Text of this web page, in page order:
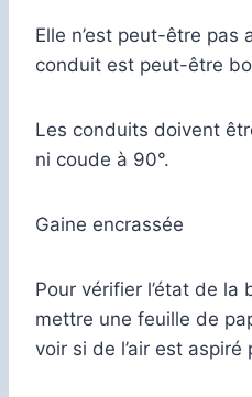
Elle n’est peut-être pas
conduit est peut-être
Les conduits doivent
ni coude à 90°.
Gaine encrassée
Pour vérifier l’état de
mettre une feuille de
voir si de l’air est aspiré